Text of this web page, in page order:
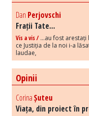
Dan Perjovschi
Frații Tate...
Vis a vis / ...au fost arestați
ce Justiția de la noi i-a
laudae,
Opinii
CorinaȘuteu
Viața, din proiect în